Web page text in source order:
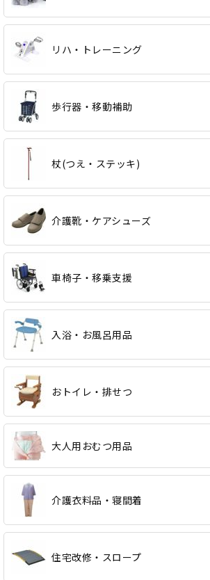
リハ・トレーニング
歩行器・移動補助
杖(つえ・ステッキ)
介護靴・ケアシューズ
車椅子・移乗支援
入浴・お風呂用品
おトイレ・排せつ
大人用おむつ用品
介護衣料品・寝間着
住宅改修・スロープ